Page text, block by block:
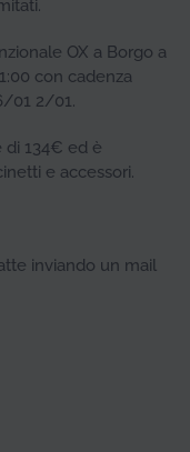
OX a Borgo a
con cadenza
01 2/01.
di 134€ ed è
e accessori.
inviando un mail